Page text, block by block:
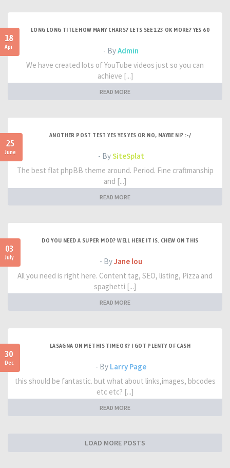
18
Apr
LONG LONG TITLE HOW MANY CHARS? LETS SEE 123 OK MORE? YES 60
- ByAdmin
We have created lots of YouTube videos just so you can
achieve [...]
READ MORE
25
June
ANOTHER POST TEST YES YES YES OR NO, MAYBE NI? :-/
- BySiteSplat
The best flat phpBB theme around. Period. Fine craftmanship
and [...]
READ MORE
03
July
DO YOU NEED A SUPER MOD? WELL HERE IT IS. CHEW ON THIS
- ByJane lou
All you need is right here. Content tag, SEO, listing, Pizza and
spaghetti [...]
READ MORE
30
Dec
LASAGNA ON ME THIS TIME OK? I GOT PLENTY OF CASH
- By Larry Page
this should be fantastic. but what about links,images, bbcodes
etc etc? [...]
READ MORE
LOAD MORE POSTS